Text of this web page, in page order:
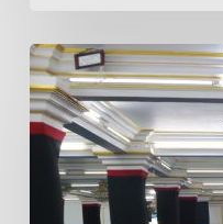
Kelas
Tafsir
Tartibi
ICC
Jakarta:
Syaikh